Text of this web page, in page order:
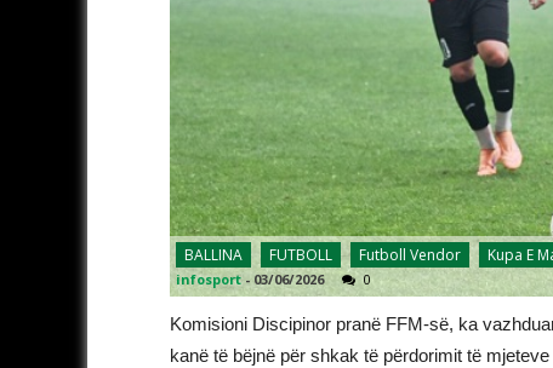
BALLINA FUTBOLL Futboll Vendor Kupa E
infosport -03/06/2026 0
Komisioni Discipinor pranë FFM-së, ka
kanë të bëjnë për shkak të përdorimit të